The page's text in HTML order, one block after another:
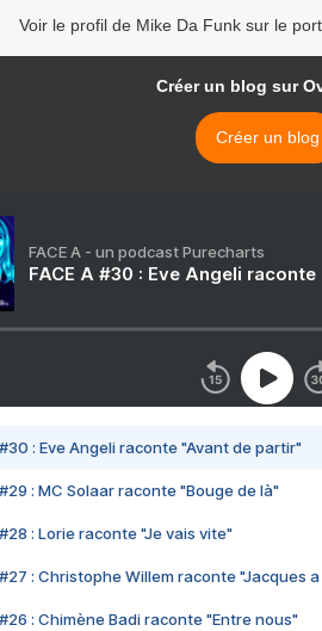
Voir le profil de Mike Da Funk sur le
Créer un blog sur
Créer un blog
FACE A - un podcast Purecharts
FACE A #30 : Eve Angeli
#30 : Eve Angeli raconte "Avant de partir"
#29 : MC Solaar raconte "Bouge de là"
#28 : Lorie raconte "Je vais vite"
#27 : Christophe Willem raconte "Jacques
#26 : Chimène Badi raconte "Entre nous"